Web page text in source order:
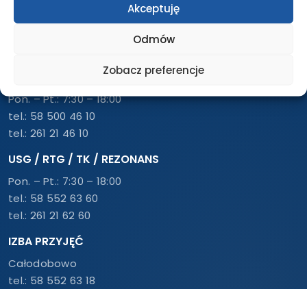
Akceptuję
Odmów
Zobacz preferencje
REJESTRACJA – PRZYCHODNIA
Pon. – Pt.: 7:30 – 18:00
tel.: 58 500 46 10
tel.: 261 21 46 10
USG / RTG / TK / REZONANS
Pon. – Pt.: 7:30 – 18:00
tel.: 58 552 63 60
tel.: 261 21 62 60
IZBA PRZYJĘĆ
Całodobowo
tel.: 58 552 63 18